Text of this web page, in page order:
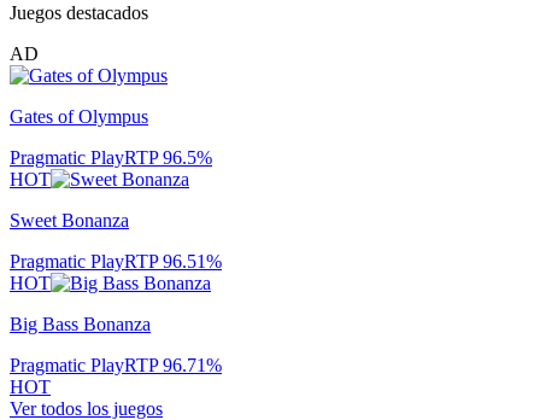
Juegos destacados
AD
Gates of Olympus
Pragmatic PlayRTP96.5%
HOT
Sweet Bonanza
Pragmatic PlayRTP96.51%
HOT
Big Bass Bonanza
Pragmatic PlayRTP96.71%
HOT
Ver todos los juegos